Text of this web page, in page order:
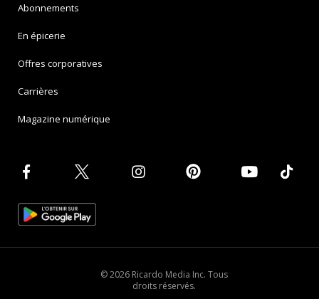
Abonnements
En épicerie
Offres corporatives
Carrières
Magazine numérique
© 2026 Ricardo Media Inc. Tous
droits réservés.